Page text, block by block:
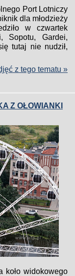
Port Lotniczy
dla młodzieży
w czwartek
Sopotu, Gardei,
tutaj nie nudził,
z tego tematu »
Z OŁOWIANKI
koło widokowego